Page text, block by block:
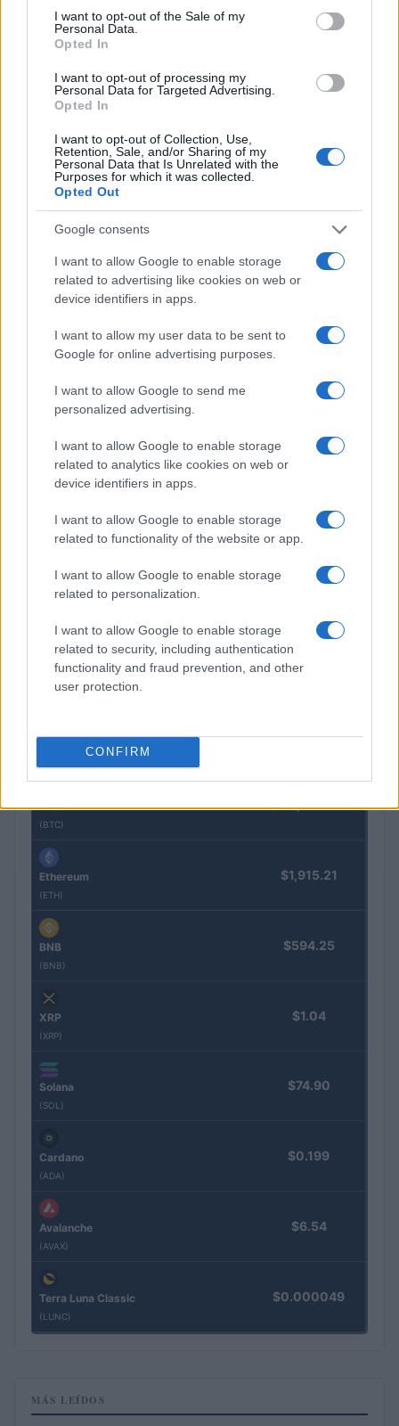
consent section.
I want to opt-out of the Sale of my
Personal Data.
Opted In
I want to opt-out of processing my
Personal Data for Targeted Advertising.
Opted In
I want to opt-out of Collection, Use,
Retention, Sale, and/or Sharing of my
Personal Data that Is Unrelated with the
Purposes for which it was collected.
Opted Out
Google consents
I want to allow Google to enable storage
related to advertising like cookies on web or
device identifiers in apps.
I want to allow my user data to be sent to
Google for online advertising purposes.
I want to allow Google to send me
personalized advertising.
I want to allow Google to enable storage
related to analytics like cookies on web or
device identifiers in apps.
I want to allow Google to enable storage
related to functionality of the website or app.
I want to allow Google to enable storage
related to personalization.
I want to allow Google to enable storage
related to security, including authentication
functionality and fraud prevention, and other
user protection.
CONFIRM
FINANZAS
Identifica y elimina suscripciones, fees y compras impulsivas
FINANZAS
Cómo la crisis de refino está afectando los precios de la
Lucía Herrera · 7 Ago 2026
Nombre
Bitcoin
(BTC)
$64,982.00
Ethereum
(ETH)
$1,915.21
BNB
(BNB)
$594.25
XRP
(XRP)
$1.04
Solana
(SOL)
$74.90
Cardano
(ADA)
$0.199
Avalanche
(AVAX)
$6.54
Terra Luna Classic
(LUNC)
$0.000049
MÁS LEÍDOS